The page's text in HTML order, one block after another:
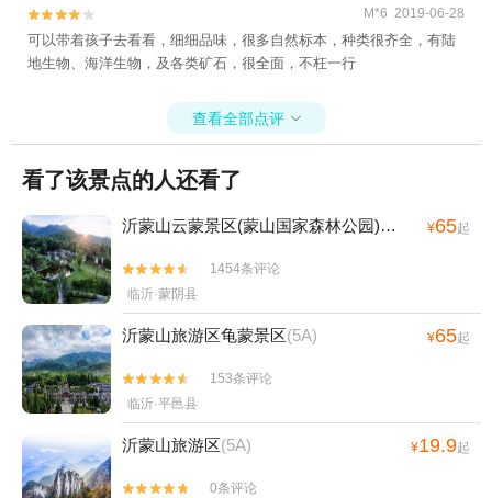

 M*6 2019-06-28
可以带着孩子去看看，细细品味，很多自然标本，种类很齐全，有陆
地生物、海洋生物，及各类矿石，很全面，不枉一行
查看全部点评 
看了该景点的人还看了
沂蒙山云蒙景区(蒙山国家森林公园)
(5A) ¥65起


1454条评论
临沂·蒙阴县
沂蒙山旅游区龟蒙景区(5A) ¥65起


153条评论
临沂·平邑县
沂蒙山旅游区(5A) ¥19.9起

 0条评论